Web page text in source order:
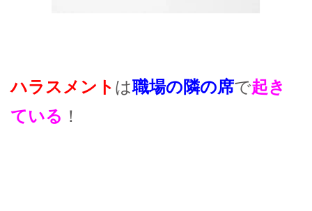
ハラスメント は職場の隣の席で起き
ている ！